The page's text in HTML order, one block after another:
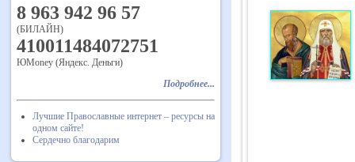
8 963 942 96 57
(БИЛАЙН)
410011484072751
ЮMoney (Яндекс. Деньги)
Подробнее...
Лучшие Православные интернет – ресурсы на
одном сайте!
Сердечно благодарим